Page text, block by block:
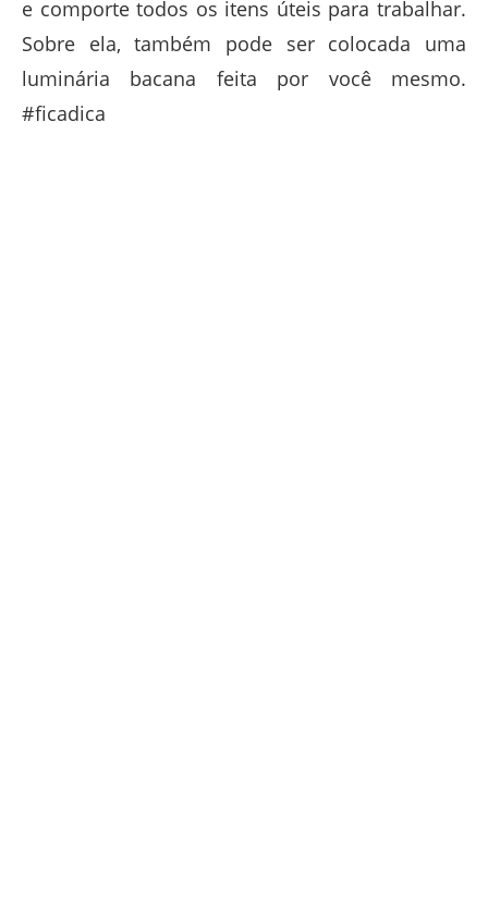
e comporte todos os itens úteis para trabalhar.
Sobre ela, também pode ser colocada uma
luminária bacana feita por você mesmo.
#ficadica